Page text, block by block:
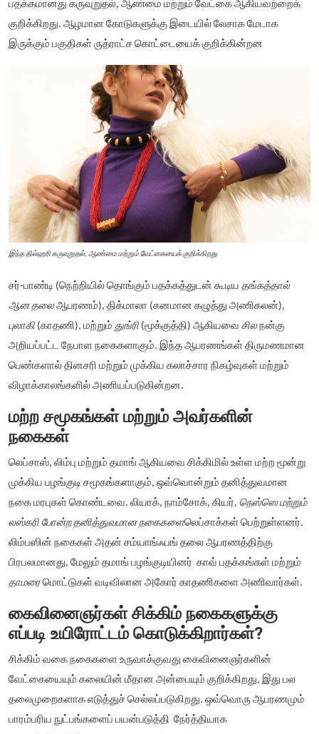
பதக்கமானது கருவுறுதல், ஆண்மை மற்றும் வேட்கை ஆகியவற்றைக்
குறிக்கிறது. ஆழமான கோடுகளுக்கு இடையில் லேசாக மேடாக
இருக்கும் பகுதிகள் ருத்ராட்ச கொட்டையைக் குறிக்கின்றன
இந்த தில்ஹரிகருவுறுதல், ஆண்மை மற்றும் வேட்கையைக் குறிக்கிறது
சர்-பாண்டி (நெற்றியில் தொங்கும் பதக்கத்துடன் கூடிய தங்கத்தால்
ஆன தலைஆபரணம்), திக்மாலா (கனமான கழுத்து அணிகலன்),
புலாகி (காதணி), மற்றும் துங்ரி (மூக்குத்தி) ஆகியவை சிலநன்கு
அறியப்பட்ட நேபாள நகைகளாகும். இந்த ஆபரணங்கள் திருமணமான
பெண்களால் தினசரி மற்றும் முக்கிய கலாச்சார நிகழ்வுகள் மற்றும்
விழாக்காலங்களில் அணியப்படுகின்றன.
மற்ற சமூகங்கள் மற்றும் அவர்களின்
நகைகள்
லெப்சாஸ், லிம்பு மற்றும் தமாங் ஆகியவை சிக்கிமில் உள்ள மற்ற மூன்று
முக்கிய பழங்குடி சமூகங்களாகும், ஒவ்வொன்றும் தனித்துவமான
நகை மரபுகள் கொண்டவை. லியாக், நாம்சோக், கியர், நெஸ்ஸெ மற்றும்
லஸ்கரி போன்ற தனித்துவமான நகைகளைலெப்சாக்கள் பெற்றுள்ளனர்.
லிம்பஸின் நகைகள் அதன் சம்யாங்ஃபங் தலை ஆபரணத்திற்கு
பிரபலமானது, மேலும் தமாங் பழங்குடியினர் காவ் பதக்கங்கள் மற்றும்
தாமரைமொட்டுகள் வடிவிலான அகோர் காதணிகளை அணிவார்கள்.
கைவினைஞர்கள் சிக்கிம் நகைகளுக்கு
எப்படி உயிரோட்டம் கொடுக்கிறார்கள்?
சிக்கிம் வகை நகைகளை உருவாக்குவது கைவினைஞர்களின்
வேட்கையையும் கலையின் மீதான அன்பையும் குறிக்கிறது, இது பல
தலைமுறைகளாக எடுத்துச் செல்லப்படுகிறது. ஒவ்வொரு ஆபரணமும்
பாரம்பரிய நுட்பங்களைப் பயன்படுத்தி நேர்த்தியாக